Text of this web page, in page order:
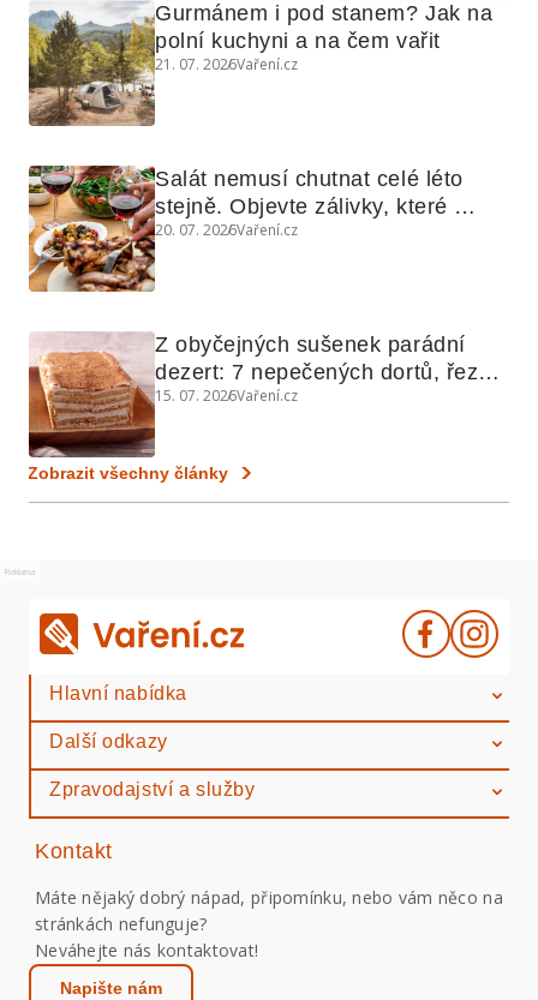
Gurmánem i pod stanem? Jak na
polní kuchyni a na čem vařit
21. 07. 2026Vaření.cz
Salát nemusí chutnat celé léto
stejně. Objevte zálivky, které
využijete i na maso, nudle nebo
20. 07. 2026Vaření.cz
Z obyčejných sušenek parádní
dezert: 7 nepečených dortů, řezů
a koláčů
15. 07. 2026Vaření.cz
Zobrazit všechny články
Reklama
Hlavní nabídka
Další odkazy
Zpravodajství a služby
Kontakt
Máte nějaký dobrý nápad, připomínku, nebo vám něco na
stránkách nefunguje?
Neváhejte nás kontaktovat!
Napište nám